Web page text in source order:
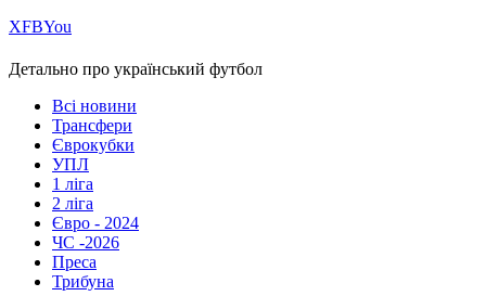
ХFBYou
Детально про український футбол
Всі новини
Трансфери
Єврокубки
УПЛ
1 ліга
2 ліга
Євро - 2024
ЧС -2026
Преса
Трибуна